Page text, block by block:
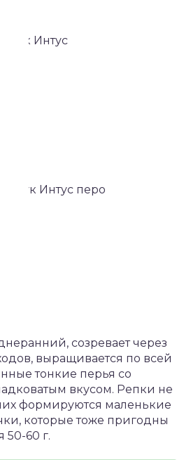
созревает через
выращивается по всей
тонкие перья со
вкусом. Репки не
формируются маленькие
которые тоже пригодны
50-60 г.